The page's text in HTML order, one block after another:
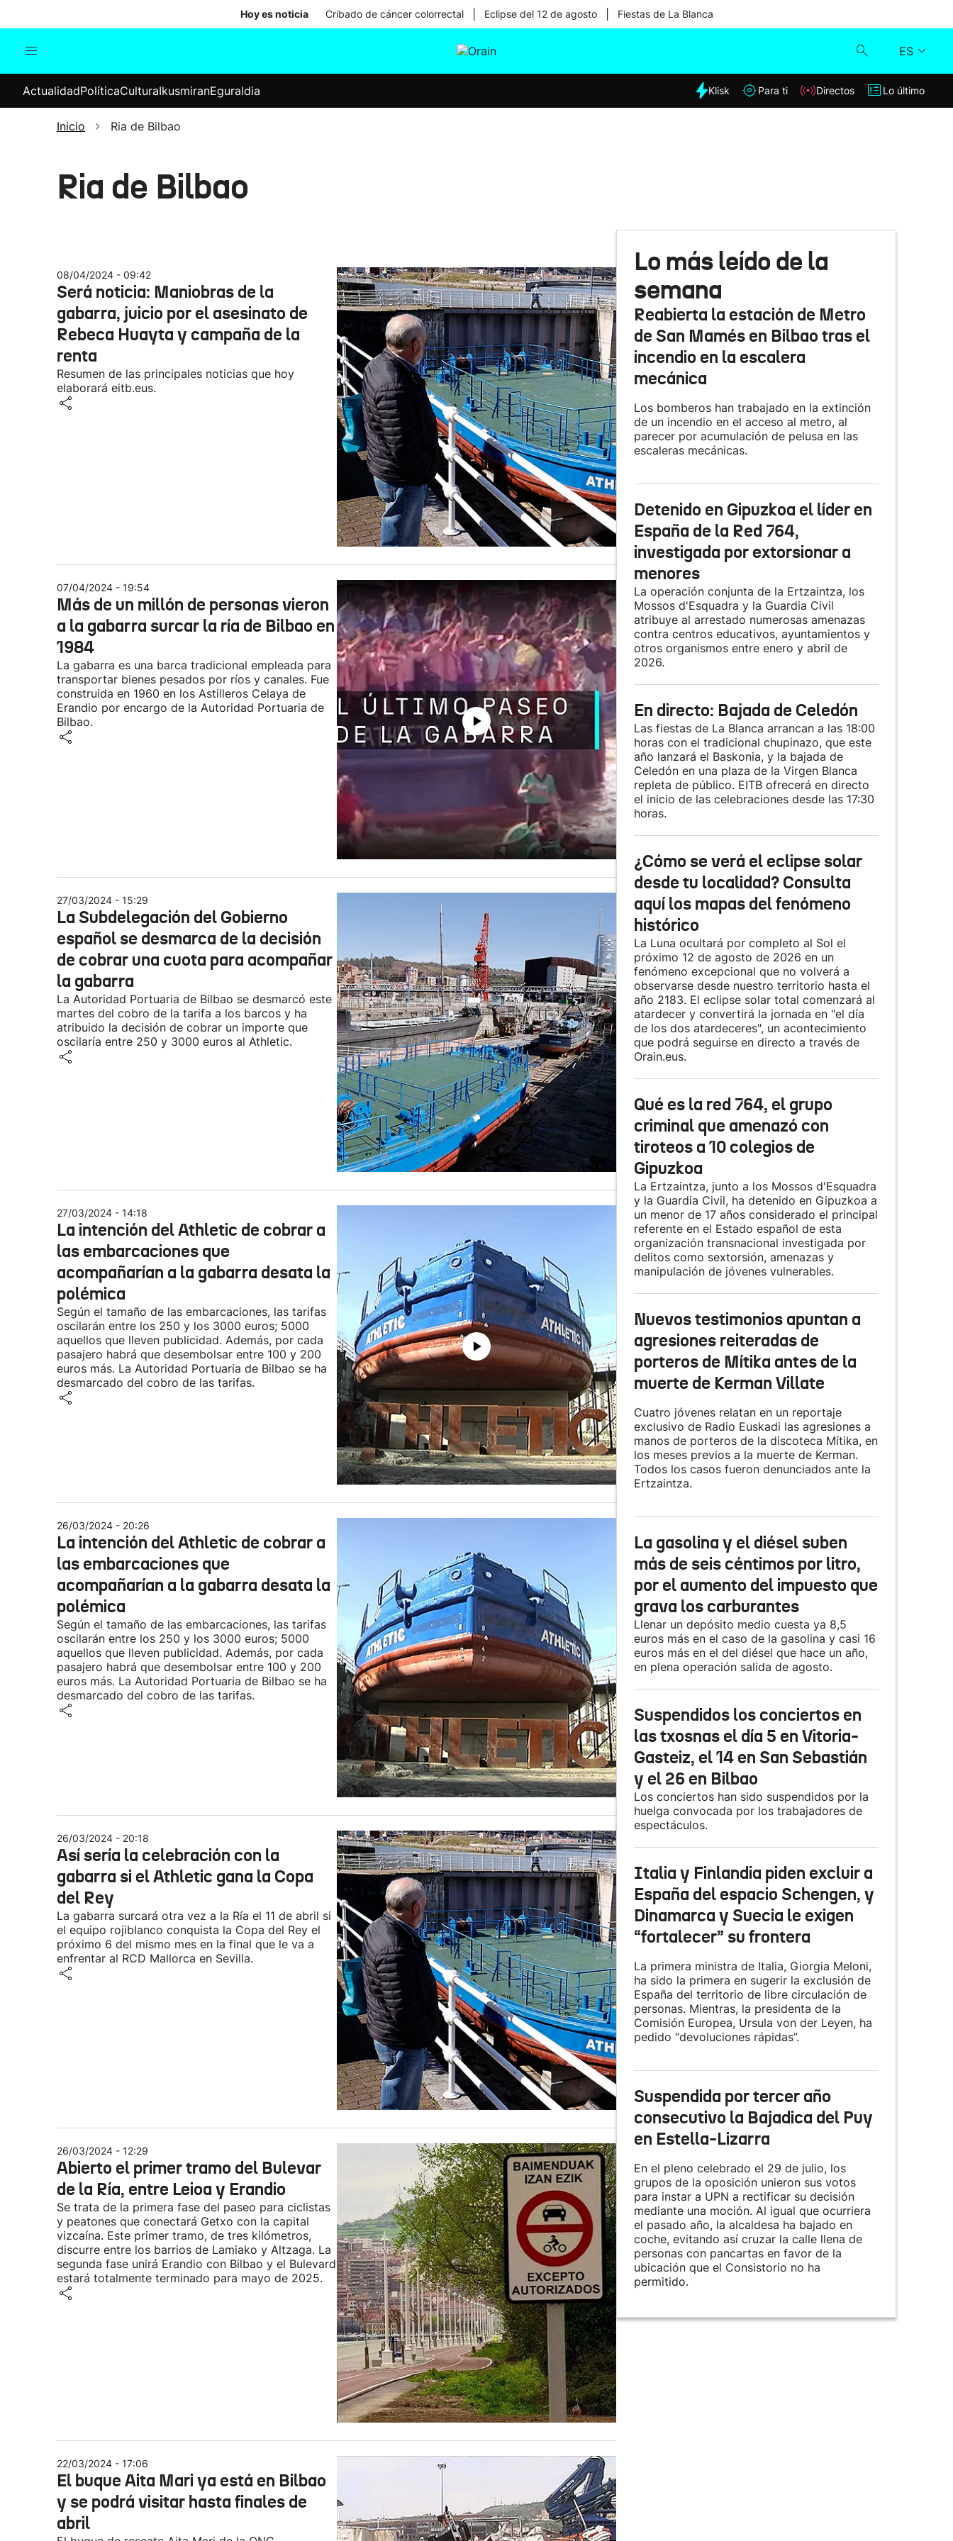
Hoy es noticia Cribado de cáncer colorrectal Eclipse del 12 de agosto Fiestas de La Blanca
ES
Internacional
Elecciones
Klisk
Lo último
ActualidadPolíticaCulturaIkusmiranEguraldia Klisk Para ti Directos Lo último
Inicio Ria de Bilbao
Ria de Bilbao
08/04/2024 - 09:42
Será noticia: Maniobras de la
gabarra, juicio por el asesinato de
Rebeca Huayta y campaña de la
renta
Resumen de las principales noticias que hoy
elaborará eitb.eus.
07/04/2024 - 19:54
Más de un millón de personas vieron
a la gabarra surcar la ría de Bilbao en
1984
La gabarra es una barca tradicional empleada para
transportar bienes pesados por ríos y canales. Fue
construida en 1960 en los Astilleros Celaya de
Erandio por encargo de la Autoridad Portuaria de
Bilbao.
27/03/2024 - 15:29
La Subdelegación del Gobierno
español se desmarca de la decisión
de cobrar una cuota para acompañar
la gabarra
La Autoridad Portuaria de Bilbao se desmarcó este
martes del cobro de la tarifa a los barcos y ha
atribuido la decisión de cobrar un importe que
oscilaría entre 250 y 3000 euros al Athletic.
27/03/2024 - 14:18
La intención del Athletic de cobrar a
las embarcaciones que
acompañarían a la gabarra desata la
polémica
Según el tamaño de las embarcaciones, las tarifas
oscilarán entre los 250 y los 3000 euros; 5000
aquellos que lleven publicidad. Además, por cada
pasajero habrá que desembolsar entre 100 y 200
euros más. La Autoridad Portuaria de Bilbao se ha
desmarcado del cobro de las tarifas.
26/03/2024 - 20:26
La intención del Athletic de cobrar a
las embarcaciones que
acompañarían a la gabarra desata la
polémica
Según el tamaño de las embarcaciones, las tarifas
oscilarán entre los 250 y los 3000 euros; 5000
aquellos que lleven publicidad. Además, por cada
pasajero habrá que desembolsar entre 100 y 200
euros más. La Autoridad Portuaria de Bilbao se ha
desmarcado del cobro de las tarifas.
26/03/2024 - 20:18
Así sería la celebración con la
gabarra si el Athletic gana la Copa
del Rey
La gabarra surcará otra vez a la Ría el 11 de abril si
el equipo rojiblanco conquista la Copa del Rey el
próximo 6 del mismo mes en la final que le va a
enfrentar al RCD Mallorca en Sevilla.
26/03/2024 - 12:29
Abierto el primer tramo del Bulevar
de la Ría, entre Leioa y Erandio
Se trata de la primera fase del paseo para ciclistas
y peatones que conectará Getxo con la capital
vizcaína. Este primer tramo, de tres kilómetros,
discurre entre los barrios de Lamiako y Altzaga. La
segunda fase unirá Erandio con Bilbao y el Bulevard
estará totalmente terminado para mayo de 2025.
22/03/2024 - 17:06
El buque Aita Mari ya está en Bilbao
y se podrá visitar hasta finales de
abril
Lo más leído de la
semana
Reabierta la estación de Metro
de San Mamés en Bilbao tras el
incendio en la escalera
mecánica
Los bomberos han trabajado en la extinción
de un incendio en el acceso al metro, al
parecer por acumulación de pelusa en las
escaleras mecánicas.
Detenido en Gipuzkoa el líder en
España de la Red 764,
investigada por extorsionar a
menores
La operación conjunta de la Ertzaintza, los
Mossos d'Esquadra y la Guardia Civil
atribuye al arrestado numerosas amenazas
contra centros educativos, ayuntamientos y
otros organismos entre enero y abril de
2026.
En directo: Bajada de Celedón
Las fiestas de La Blanca arrancan a las 18:00
horas con el tradicional chupinazo, que este
año lanzará el Baskonia, y la bajada de
Celedón en una plaza de la Virgen Blanca
repleta de público. EITB ofrecerá en directo
el inicio de las celebraciones desde las 17:30
horas.
¿Cómo se verá el eclipse solar
desde tu localidad? Consulta
aquí los mapas del fenómeno
histórico
La Luna ocultará por completo al Sol el
próximo 12 de agosto de 2026 en un
fenómeno excepcional que no volverá a
observarse desde nuestro territorio hasta el
año 2183. El eclipse solar total comenzará al
atardecer y convertirá la jornada en "el día
de los dos atardeceres", un acontecimiento
que podrá seguirse en directo a través de
Orain.eus.
Qué es la red 764, el grupo
criminal que amenazó con
tiroteos a 10 colegios de
Gipuzkoa
La Ertzaintza, junto a los Mossos d'Esquadra
y la Guardia Civil, ha detenido en Gipuzkoa a
un menor de 17 años considerado el principal
referente en el Estado español de esta
organización transnacional investigada por
delitos como sextorsión, amenazas y
manipulación de jóvenes vulnerables.
Nuevos testimonios apuntan a
agresiones reiteradas de
porteros de Mítika antes de la
muerte de Kerman Villate
Cuatro jóvenes relatan en un reportaje
exclusivo de Radio Euskadi las agresiones a
manos de porteros de la discoteca Mítika, en
los meses previos a la muerte de Kerman.
Todos los casos fueron denunciados ante la
Ertzaintza.
La gasolina y el diésel suben
más de seis céntimos por litro,
por el aumento del impuesto que
grava los carburantes
Llenar un depósito medio cuesta ya 8,5
euros más en el caso de la gasolina y casi 16
euros más en el del diésel que hace un año,
en plena operación salida de agosto.
Suspendidos los conciertos en
las txosnas el día 5 en Vitoria-
Gasteiz, el 14 en San Sebastián
y el 26 en Bilbao
Los conciertos han sido suspendidos por la
huelga convocada por los trabajadores de
espectáculos.
Italia y Finlandia piden excluir a
España del espacio Schengen, y
Dinamarca y Suecia le exigen
“fortalecer” su frontera
La primera ministra de Italia, Giorgia Meloni,
ha sido la primera en sugerir la exclusión de
España del territorio de libre circulación de
personas. Mientras, la presidenta de la
Comisión Europea, Ursula von der Leyen, ha
pedido “devoluciones rápidas”.
Suspendida por tercer año
consecutivo la Bajadica del Puy
en Estella-Lizarra
En el pleno celebrado el 29 de julio, los
grupos de la oposición unieron sus votos
para instar a UPN a rectificar su decisión
mediante una moción. Al igual que ocurriera
el pasado año, la alcaldesa ha bajado en
coche, evitando así cruzar la calle llena de
personas con pancartas en favor de la
ubicación que el Consistorio no ha
permitido.